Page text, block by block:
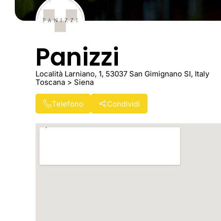
Panizzi
Località Larniano, 1, 53037 San Gimignano SI, Italy
Toscana > Siena
Telefono Condividi